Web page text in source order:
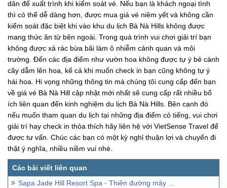
dân để xuất trình khi kiểm soát vé. Nếu bạn là khách ngoại tình
thì có thể dễ dàng hơn, được mua giá vé niêm yết và không cần
kiểm soát đặc biệt khi vào khu du lịch Bà Nà Hills không được
mang thức ăn từ bên ngoài. Trong quá trình vui chơi giải trí bạn
không được xả rác bừa bãi làm ô nhiễm cảnh quan và môi
trường. Đến các địa điểm như vườn hoa không được tự ý bẻ cành
cây dẫm lên hoa, kể cả khi muốn check in bạn cũng không tự ý
hái hoa. Hi vọng những thông tin mà chúng tôi cung cấp đến bạn
về giá vé Bà Nà Hill cập nhật mới nhất sẽ cung cấp rất nhiều bổ
ích liên quan đến kinh nghiệm du lịch Bà Nà Hills. Bên cạnh đó
nếu muốn tham quan du lịch tại những địa điểm có tiếng, vui chơi
giải trí hay check in thỏa thích hãy liên hệ với VietSense Travel để
được tư vấn. Chúc các bạn có một kỳ nghỉ thuận lợi và chuyến đi
thật ý nghĩa, nhiều niềm vui nhé.
Sapa Jade Hill Resort Spa - Thiên đường mây núi Sapa